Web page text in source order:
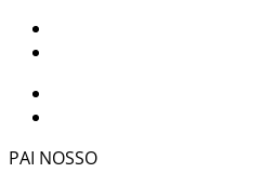
PAI NOSSO